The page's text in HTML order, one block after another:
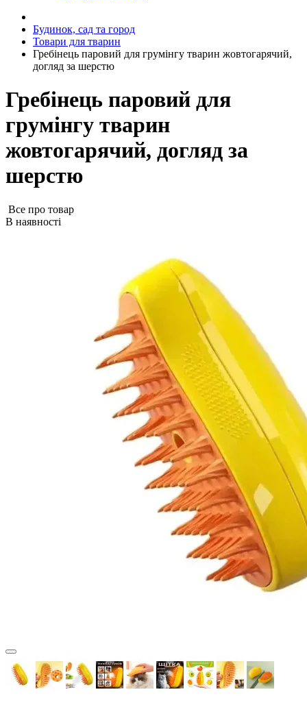
Будинок, сад та город
Товари для тварин
Гребінець паровий для грумінгу тварин жовтогарячий,
догляд за шерстю
Гребінець паровий для
грумінгу тварин
жовтогарячий, догляд за
шерстю
Все про товар
В наявності